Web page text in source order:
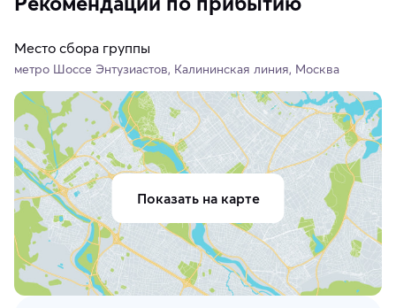
Место сбора группы
метро Шоссе Энтузиастов, Калининская линия, Москва
Показать на карте